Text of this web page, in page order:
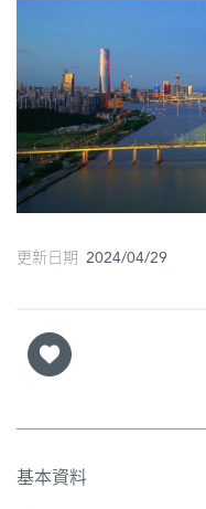
門
索
古
地
圖
閣
士
教
更新日期 2024/04/29
基本資料